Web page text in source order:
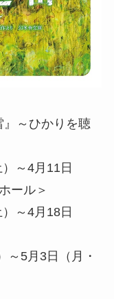
』～ひかりを聴
～4月11日
ール＞
～4月18日
～5月3日（月・